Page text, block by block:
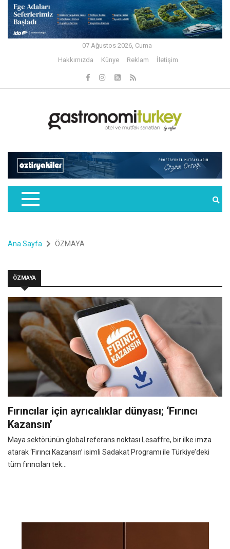
07 Ağustos 2026, Cuma
Hakkımızda
Künye Reklam İletişim
Ana Sayfa ÖZMAYA
ÖZMAYA
Fırıncılar için ayrıcalıklar dünyası; ‘Fırıncı
Kazansın’
Maya sektörünün global referans noktası Lesaffre, bir ilke imza
atarak ‘Fırıncı Kazansın’ isimli Sadakat Programı ile Türkiye’deki
tüm fırıncıları tek...